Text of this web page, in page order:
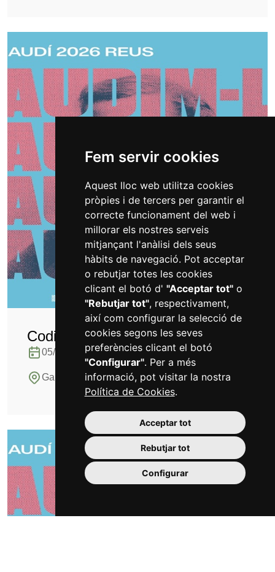
Fem servir cookies
Aquest lloc web utilitza cookies
pròpies i de tercers per garantir el
correcte funcionament del web i
millorar els nostres serveis
mitjançant l'anàlisi dels seus
hàbits de navegació. Pot acceptar
o rebutjar totes les cookies
clicant el botó d' "Acceptar tot"o
"Rebutjar tot", respectivament,
així com configurar la selecció de
cookies segons les seves
preferències clicant el botó
"Configurar". Per a més
informació, pot visitar la nostra
Política de Cookies.
Acceptar tot
Rebutjar tot
Configurar
Codi Gaudí
05/09/2026 · 06:00
Gaudí Centre Reus